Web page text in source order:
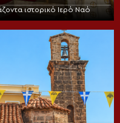
ιστορικό Ιερό Ναό